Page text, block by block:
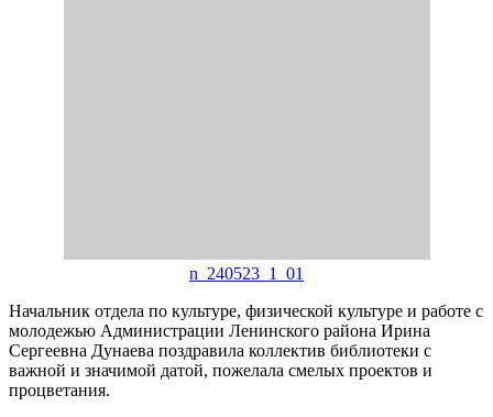
n_240523_1_01
Начальник отдела по культуре, физической культуре и работе с
молодежью Администрации Ленинского района Ирина
Сергеевна Дунаева поздравила коллектив библиотеки с
важной и значимой датой, пожелала смелых проектов и
процветания.